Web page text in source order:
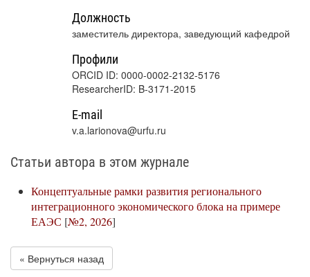
Должность
заместитель директора, заведующий кафедрой
Профили
ORCID ID: 0000-0002-2132-5176
ResearcherID: B-3171-2015
E-mail
v.a.larionova@urfu.ru
Статьи автора в этом журнале
Концептуальные рамки развития регионального
интеграционного экономического блока на примере
ЕАЭС [№2, 2026]
« Вернуться назад